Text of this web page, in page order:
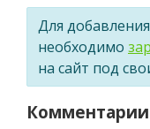
Для
необходимо
на сайт под